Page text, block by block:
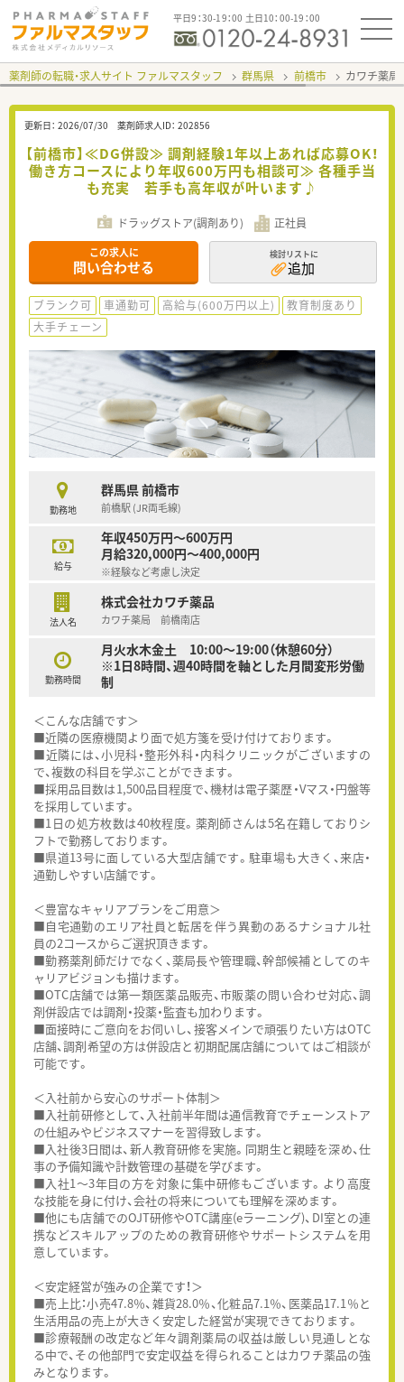
平日9：30-19：00 土日10：00-19：00
薬剤師の転職・求人サイト ファルマスタッフ 群馬県 前橋市 カワチ薬
更新日： 2026/07/30 薬剤師求人ID： 202856
【前橋市】≪DG併設≫ 調剤経験1年以上あれば応募OK！
働き方コースにより年収600万円も相談可≫ 各種手当
も充実 若手も高年収が叶います♪
ドラッグストア(調剤あり) 正社員
この求人に
問い合わせる
検討リストに
追加
ブランク可 車通勤可 高給与(600万円以上)
教育制度あり
大手チェーン
勤務地
群馬県 前橋市
前橋駅 (JR両毛線)
給与
年収450万円～600万円
月給320,000円～400,000円
※経験など考慮し決定
法人名
株式会社カワチ薬品
カワチ薬局 前橋南店
勤務時間
月火水木金土 10:00～19:00（休憩60分）
※1日8時間、週40時間を軸とした月間変形労働
制
＜こんな店舗です＞
■近隣の医療機関より面で処方箋を受け付けております。
■近隣には、小児科・整形外科・内科クリニックがございますの
で、複数の科目を学ぶことができます。
■採用品目数は1,500品目程度で、機材は電子薬歴・Vマス・円盤等
を採用しています。
■1日の処方枚数は40枚程度。薬剤師さんは5名在籍しておりシ
フトで勤務しております。
■県道13号に面している大型店舗です。駐車場も大きく、来店・
通勤しやすい店舗です。
＜豊富なキャリアプランをご用意＞
■自宅通勤のエリア社員と転居を伴う異動のあるナショナル社
員の2コースからご選択頂きます。
■勤務薬剤師だけでなく、薬局長や管理職、幹部候補としてのキ
ャリアビジョンも描けます。
■OTC店舗では第一類医薬品販売、市販薬の問い合わせ対応、調
剤併設店では調剤・投薬・監査も加わります。
■面接時にご意向をお伺いし、接客メインで頑張りたい方はOTC
店舗、調剤希望の方は併設店と初期配属店舗についてはご相談が
可能です。
＜入社前から安心のサポート体制＞
■入社前研修として、入社前半年間は通信教育でチェーンストア
の仕組みやビジネスマナーを習得致します。
■入社後3日間は、新人教育研修を実施。同期生と親睦を深め、仕
事の予備知識や計数管理の基礎を学びます。
■入社1～3年目の方を対象に集中研修もございます。より高度
な技能を身に付け、会社の将来についても理解を深めます。
■他にも店舗でのOJT研修やOTC講座(eラーニング)、DI室との連
携などスキルアップのための教育研修やサポートシステムを用
意しています。
＜安定経営が強みの企業です！＞
■売上比：小売47.8％、雑貨28.0％、化粧品7.1％、医薬品17.1％と
生活用品の売上が大きく安定した経営が実現できております。
■診療報酬の改定など年々調剤薬局の収益は厳しい見通しとな
る中で、その他部門で安定収益を得られることはカワチ薬品の強
みとなります。